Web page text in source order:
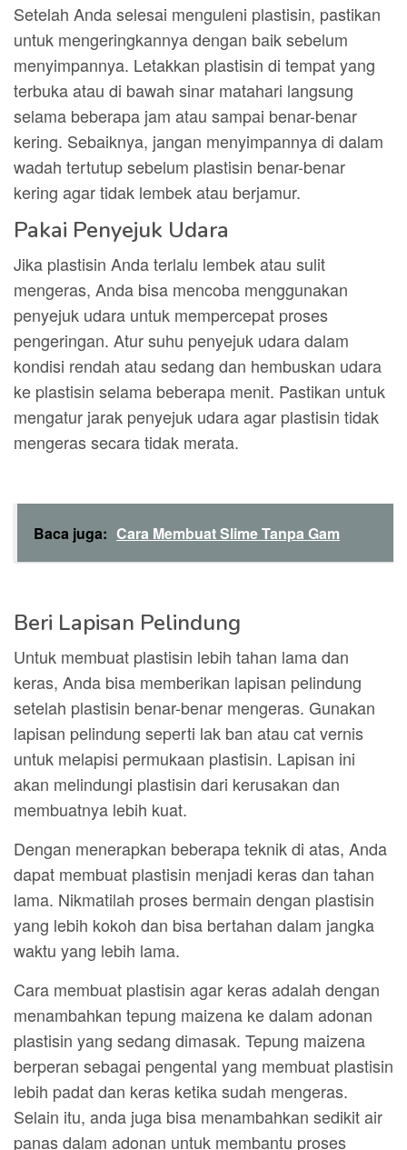
Setelah Anda selesai menguleni plastisin, pastikan
untuk mengeringkannya dengan baik sebelum
menyimpannya. Letakkan plastisin di tempat yang
terbuka atau di bawah sinar matahari langsung
selama beberapa jam atau sampai benar-benar
kering. Sebaiknya, jangan menyimpannya di dalam
wadah tertutup sebelum plastisin benar-benar
kering agar tidak lembek atau berjamur.
Pakai Penyejuk Udara
Jika plastisin Anda terlalu lembek atau sulit
mengeras, Anda bisa mencoba menggunakan
penyejuk udara untuk mempercepat proses
pengeringan. Atur suhu penyejuk udara dalam
kondisi rendah atau sedang dan hembuskan udara
ke plastisin selama beberapa menit. Pastikan untuk
mengatur jarak penyejuk udara agar plastisin tidak
mengeras secara tidak merata.
Baca juga: Cara Membuat Slime Tanpa Gam
Beri Lapisan Pelindung
Untuk membuat plastisin lebih tahan lama dan
keras, Anda bisa memberikan lapisan pelindung
setelah plastisin benar-benar mengeras. Gunakan
lapisan pelindung seperti lak ban atau cat vernis
untuk melapisi permukaan plastisin. Lapisan ini
akan melindungi plastisin dari kerusakan dan
membuatnya lebih kuat.
Dengan menerapkan beberapa teknik di atas, Anda
dapat membuat plastisin menjadi keras dan tahan
lama. Nikmatilah proses bermain dengan plastisin
yang lebih kokoh dan bisa bertahan dalam jangka
waktu yang lebih lama.
Cara membuat plastisin agar keras adalah dengan
menambahkan tepung maizena ke dalam adonan
plastisin yang sedang dimasak. Tepung maizena
berperan sebagai pengental yang membuat plastisin
lebih padat dan keras ketika sudah mengeras.
Selain itu, anda juga bisa menambahkan sedikit air
panas dalam adonan untuk membantu proses